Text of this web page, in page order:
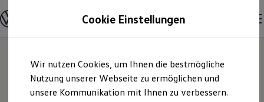
Hauptinhalt
springen
Footer
springen
Modelle & Konfigurator
Nutzfahrzeugkategorien entdecken
Modelle konfigurieren
Vorgängermodelle und Oldtimer
Vorgängermodelle
Oldtimer
Bulli Historie
Cookie Einstellungen
Wir nutzen Cookies, um Ihnen die bestmögliche
Nutzung unserer Webseite zu ermöglichen und
unsere Kommunikation mit Ihnen zu verbessern.